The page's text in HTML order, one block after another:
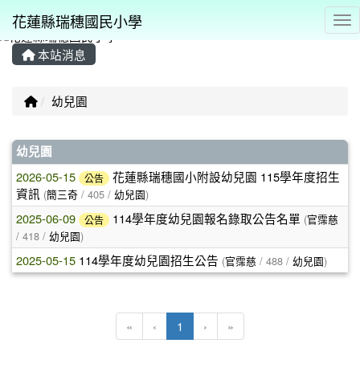
花蓮縣瑞穗國民小學
本站消息
回首頁
幼兒園
文章列表
幼兒園
2026-05-15 公告
花蓮縣瑞穗國小附設幼兒園 115學年度招生
資訊 (簡三奇 / 405 / 幼兒園)
2025-06-09 公告 114學年度幼兒園報名錄取公告名單 (官霈慈
/ 418 / 幼兒園)
2025-05-15 114學年度幼兒園招生公告 (官霈慈 / 488 / 幼兒園)
« ‹ 1 (目前頁次)
› »